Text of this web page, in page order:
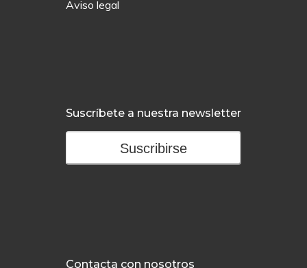
Aviso legal
Suscríbete a nuestra newsletter
Suscribirse
Contacta con nosotros